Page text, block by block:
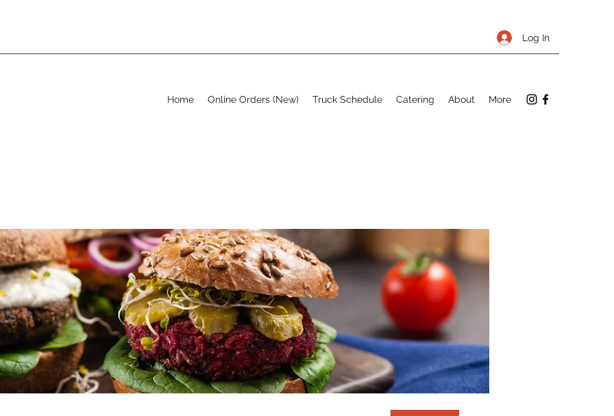
Log In
Home Online Orders (New) Truck Schedule Catering About More